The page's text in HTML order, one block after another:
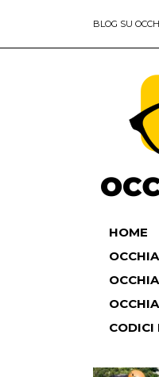
BLOG SU
HOME
CODICI